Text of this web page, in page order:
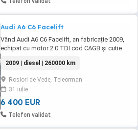
Audi A6 C6 Facelift
Vând Audi A6 C6 Facelift, an fabricație 2009,
echipat cu motor 2.0 TDI cod CAGB și cutie
nivel ridicat de confort . Dotări: Cutie
automată multitronic Interior piele culoare
coniac Faruri xenon Încălzire în scaune Cârlig
de remorcare 4 x Geamuri ...
2009 | diesel | 260000 km
Rosiori de Vede, Teleorman
31 iulie
6 400 EUR
Telefon validat